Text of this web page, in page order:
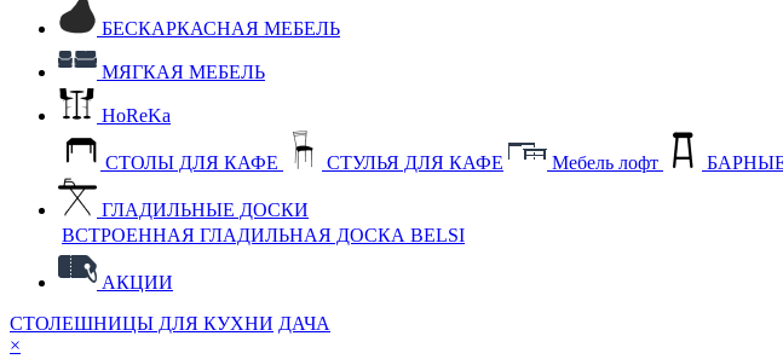
БЕСКАРКАСНАЯ МЕБЕЛЬ
МЯГКАЯ МЕБЕЛЬ
HoReKa
СТОЛЫ ДЛЯ КАФЕ СТУЛЬЯ ДЛЯ КАФЕ Мебель лофт
ГЛАДИЛЬНЫЕ ДОСКИ
ВСТРОЕННАЯ ГЛАДИЛЬНАЯ ДОСКА BELSI
АКЦИИ
СТОЛЕШНИЦЫ ДЛЯ КУХНИ ДАЧА
×